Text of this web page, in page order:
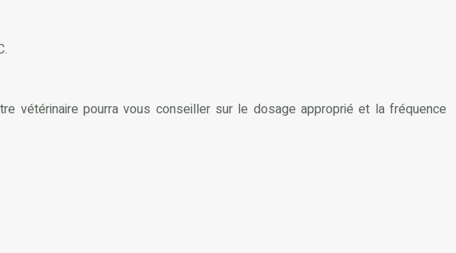
vétérinaire pourra vous conseiller sur le dosage approprié et la fréquence